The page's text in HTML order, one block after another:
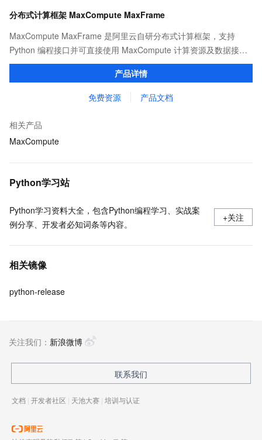
分布式计算框架 MaxCompute MaxFrame
MaxCompute MaxFrame 是阿里云自研分布式计算框架，支持
Python 编程接口并可直接使用 MaxCompute 计算资源及数据接
口，与 MaxCompute Notebook、镜像管理等功能共同构成
MaxCompute 完整 Python 开发生态。
产品详情
免费资源 产品文档
相关产品
MaxCompute
Python学习站
Python学习资料大全，包含Python编程学习、实战案
例分享、开发者必知词条等内容。
+关注
相关镜像
python-release
关注我们： 新浪微博
联系我们
文档 | 开发者社区 | 天池大赛 | 培训与认证